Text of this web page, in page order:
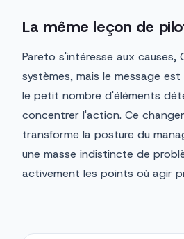
La même leçon de
Pareto s'intéresse aux causes,
systèmes, mais le message
le petit nombre d'éléments
concentrer l'action. Ce
transforme la posture du
une masse indistincte de
activement les points où agir